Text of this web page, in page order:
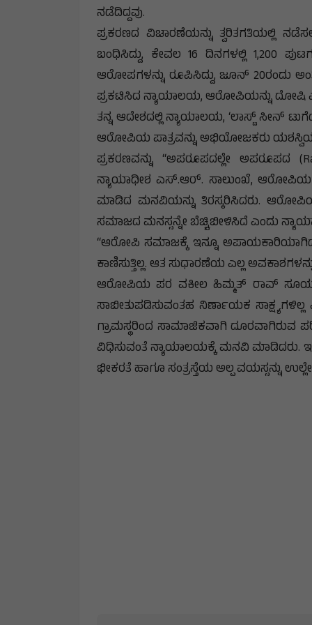
ನಡೆದಿದ್ದವು.
ಪ್ರಕರಣದ ವಿಚಾರಣೆಯನ್ನು ತ್ವರಿತಗತಿಯಲ್ಲಿ
ಬಂಧಿಸಿದ್ದು, ಕೇವಲ 16 ದಿನಗಳಲ್ಲಿ 1,200
ಆರೋಪಗಳನ್ನು ರೂಪಿಸಿದ್ದು, ಜೂನ್ 20ರಂದು
ಪ್ರಕಟಿಸಿದ ನ್ಯಾಯಾಲಯ, ಆರೋಪಿಯನ್ನು ದೋಷಿ
ತನ್ನ ಆದೇಶದಲ್ಲಿ ನ್ಯಾಯಾಲಯ, ‘ಲಾಸ್ಟ್ ಸೀನ್
ಆರೋಪಿಯ ಪಾತ್ರವನ್ನು ಅಭಿಯೋಜಕರು
ಪ್ರಕರಣವನ್ನು “ಅಪರೂಪದಲ್ಲೇ ಅಪರೂಪದ
ನ್ಯಾಯಾಧೀಶ ಎಸ್.ಆರ್. ಸಾಲುಂಖೆ, ಆರೋಪಿಯ
ಮಾಡಿದ ಮನವಿಯನ್ನು ತಿರಸ್ಕರಿಸಿದರು.
ಸಮಾಜದ ಮನಸ್ಸನ್ನೇ ಬೆಚ್ಚಿಬೀಳಿಸಿದೆ ಎಂದು
“ಆರೋಪಿ ಸಮಾಜಕ್ಕೆ ಇನ್ನೂ
ಕಾಣಿಸುತ್ತಿಲ್ಲ. ಆತ ಸುಧಾರಣೆಯ ಎಲ್ಲ
ಆರೋಪಿಯ ಪರ ವಕೀಲ ಹಿಮ್ಮತ್‌ ರಾವ್‌
ಸಾಬೀತುಪಡಿಸುವಂತಹ ನಿರ್ಣಾಯಕ
ಗ್ರಾಮಸ್ಥರಿಂದ ಸಾಮಾಜಿಕವಾಗಿ ದೂರವಾಗಿರುವ
ವಿಧಿಸುವಂತೆ ನ್ಯಾಯಾಲಯಕ್ಕೆ ಮನವಿ ಮಾಡಿದರು.
ಭೀಕರತೆ ಹಾಗೂ ಸಂತ್ರಸ್ತೆಯ ಅಲ್ಪ ವಯಸ್ಸನ್ನು